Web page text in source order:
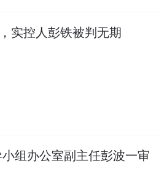
实控人彭铁被判无期
组办公室副主任彭波一审